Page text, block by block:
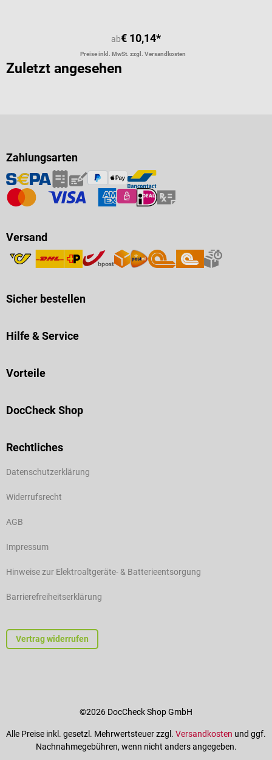
ab€ 10,14*
Preise inkl. MwSt. zzgl. Versandkosten
Zuletzt angesehen
Zahlungsarten
Versand
Sicher bestellen
Hilfe & Service
Vorteile
DocCheck Shop
Rechtliches
Datenschutzerklärung
Widerrufsrecht
AGB
Impressum
Hinweise zur Elektroaltgeräte- & Batterieentsorgung
Barrierefreiheitserklärung
Vertrag widerrufen
©2026 DocCheck Shop GmbH
Alle Preise inkl. gesetzl. Mehrwertsteuer zzgl. Versandkosten und ggf.
Nachnahmegebühren, wenn nicht anders angegeben.